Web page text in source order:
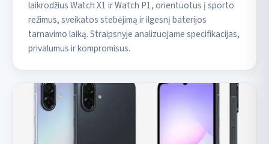
laikrodžius Watch X1 ir Watch P1, orientuotus į sporto
režimus, sveikatos stebėjimą ir ilgesnį baterijos
tarnavimo laiką. Straipsnyje analizuojame specifikacijas,
privalumus ir kompromisus.